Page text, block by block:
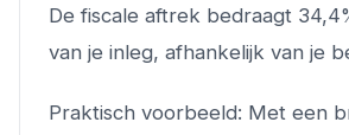
De fiscale aftrek bedraagt
van je inleg, afhankelijk van je
Praktisch voorbeeld: Met een